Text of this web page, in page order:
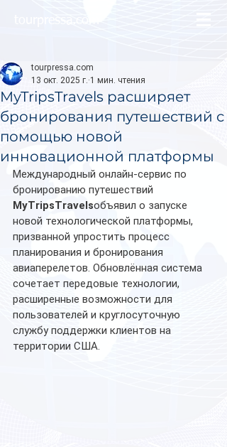
MyTripsTravels расширяет
бронирования путешествий с
помощью новой
инновационной платформы
tourpressa.com
13 окт. 2025 г. 1 мин. чтения
Международный онлайн-сервис по
бронированию путешествий
MyTripsTravelsобъявил о запуске
новой технологической платформы,
призванной упростить процесс
планирования и бронирования
авиаперелетов. Обновлённая система
сочетает передовые технологии,
расширенные возможности для
пользователей и круглосуточную
службу поддержки клиентов на
территории США.